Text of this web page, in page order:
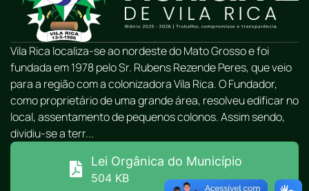
Vila Rica localiza-se ao nordeste do Mato Grosso e foi
fundada em 1978 pelo Sr. Rubens Rezende Peres, que veio
para a região com a colonizadora Vila Rica. O Fundador,
como proprietário de uma grande área, resolveu edificar no
local, assentamento de pequenos colonos. Assim sendo,
dividiu-se a terr...
Lei Orgânica do Município
504 KB